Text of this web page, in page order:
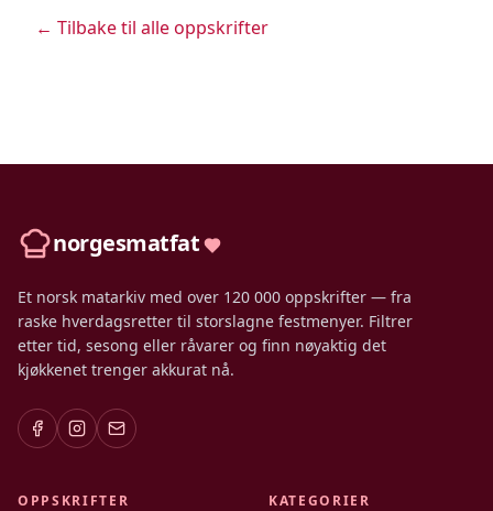
← Tilbake til alle oppskrifter
norgesmatfat
Et norsk matarkiv med over 120 000 oppskrifter — fra
raske hverdagsretter til storslagne festmenyer. Filtrer
etter tid, sesong eller råvarer og finn nøyaktig det
kjøkkenet trenger akkurat nå.
OPPSKRIFTER KATEGORIER